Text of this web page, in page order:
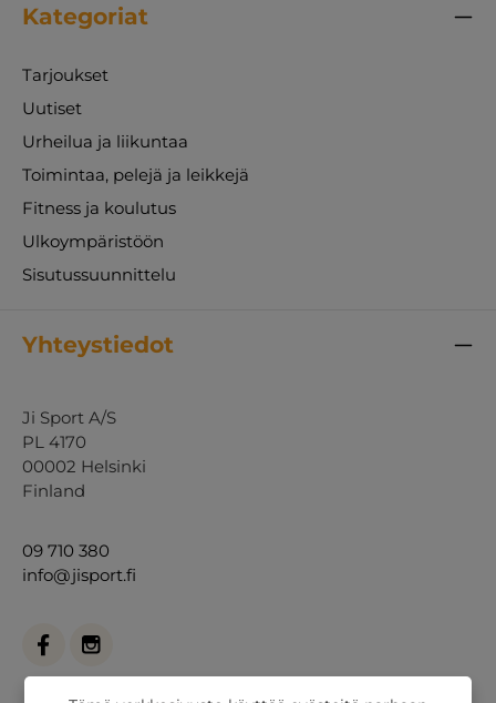
Kategoriat
Tarjoukset
Uutiset
Urheilua ja liikuntaa
Toimintaa, pelejä ja leikkejä
Fitness ja koulutus
Ulkoympäristöön
Sisutussuunnittelu
Yhteystiedot
Ji Sport A/S
PL 4170
00002 Helsinki
Finland
09 710 380
info@jisport.fi